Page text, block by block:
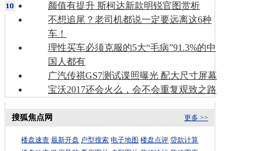
颜值有提升 斯柯达新款明锐官图赏析
不想追尾？老司机都说一定要远离这6种
车！
理性买车必须克服的5大“毛病”91.3%的中
国人都有
广汽传祺GS7测试谍照曝光 配大尺寸屏幕
宝沃2017还会火么，会不会重复观致之路
更多 >>
搜狐焦点网
楼盘速查 最新开盘 户型搜索 电子地图 楼盘点评 贷款计算